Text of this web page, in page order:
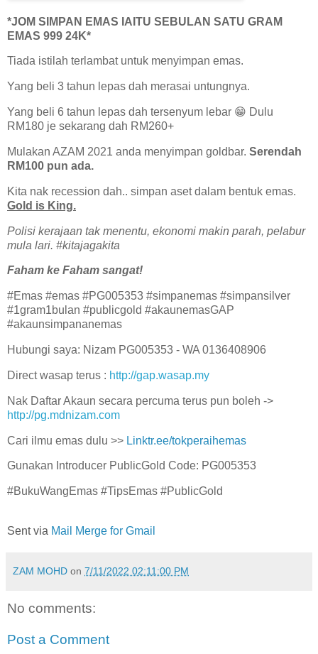
*JOM SIMPAN EMAS IAITU SEBULAN SATU GRAM
EMAS 999 24K*
Tiada istilah terlambat untuk menyimpan emas.
Yang beli 3 tahun lepas dah merasai untungnya.
Yang beli 6 tahun lepas dah tersenyum lebar 😁 Dulu
RM180 je sekarang dah RM260+
Mulakan AZAM 2021 anda menyimpan goldbar. Serendah
RM100 pun ada.
Kita nak recession dah.. simpan aset dalam bentuk emas.
Gold is King.
Polisi kerajaan tak menentu, ekonomi makin parah, pelabur
mula lari. #kitajagakita
Faham ke Faham sangat!
#Emas #emas #PG005353 #simpanemas #simpansilver
#1gram1bulan #publicgold #akaunemasGAP
#akaunsimpananemas
Hubungi saya: Nizam PG005353 - WA 0136408906
Direct wasap terus : http://gap.wasap.my
Nak Daftar Akaun secara percuma terus pun boleh ->
http://pg.mdnizam.com
Cari ilmu emas dulu >> Linktr.ee/tokperaihemas
Gunakan Introducer PublicGold Code: PG005353
#BukuWangEmas #TipsEmas #PublicGold
Sent via Mail Merge for Gmail
ZAM MOHD on 7/11/2022 02:11:00 PM
No comments:
Post a Comment